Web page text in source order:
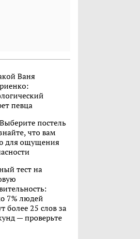
Ваня
певца
постель
что вам
для ощущения
тест на
7% людей
более 25 слов за
— проверьте